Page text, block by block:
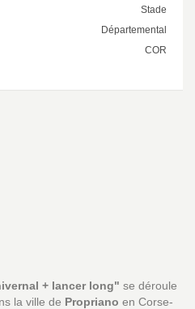
Stade
Départemental
COR
+ lancer long" se déroule
la ville de Propriano en Corse-